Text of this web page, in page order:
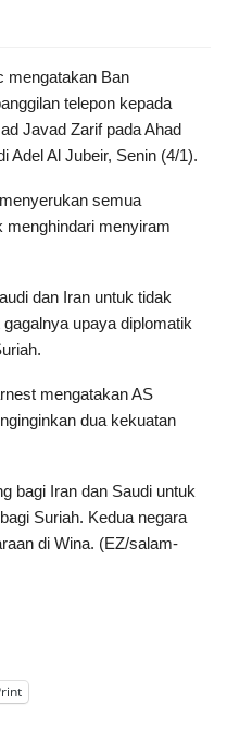
mengatakan Ban
telepon kepada
Javad Zarif pada Ahad
Adel Al Jubeir, Senin (4/1).
semua
menghindari menyiram
dan Iran untuk tidak
upaya diplomatik
mengatakan AS
dua kekuatan
bagi Iran dan Saudi untuk
Suriah. Kedua negara
di Wina. (EZ/salam-